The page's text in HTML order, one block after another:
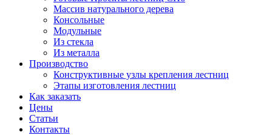
Массив натурального дерева
Консольные
Модульные
Из стекла
Из металла
Производство
Конструктивные узлы крепления лестниц
Этапы изготовления лестниц
Как заказать
Цены
Статьи
Контакты